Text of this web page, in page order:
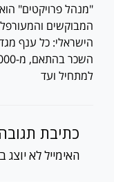
"מנהל פרויקטים"
המבוקשים
הישראלי: כל ענף
למתחיל ועד
כתיבת תגובה
האימייל לא יוצג